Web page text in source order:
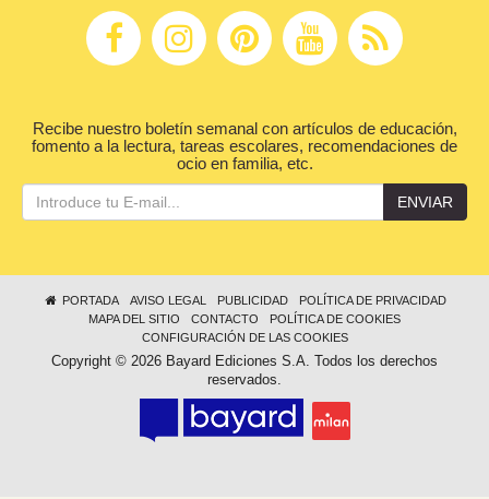
Recibe nuestro boletín semanal con artículos de educación,
fomento a la lectura, tareas escolares, recomendaciones de
ocio en familia, etc.
ENVIAR
PORTADA AVISO LEGAL PUBLICIDAD
POLÍTICA DE PRIVACIDAD
MAPA DEL SITIO
CONTACTO
POLÍTICA DE COOKIES
CONFIGURACIÓN DE LAS COOKIES
Copyright © 2026 Bayard Ediciones S.A. Todos los derechos
reservados.